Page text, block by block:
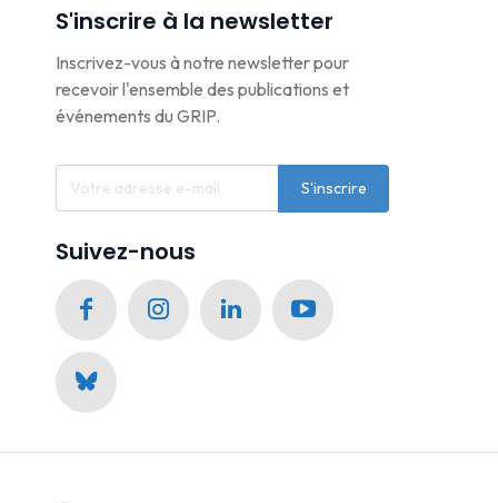
S'inscrire à la newsletter
Inscrivez-vous à notre newsletter pour
recevoir l'ensemble des publications et
événements du GRIP.
S'inscrire
Suivez-nous